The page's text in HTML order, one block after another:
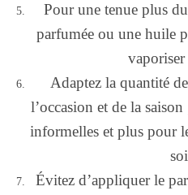
Pour une tenue plus
parfumée ou une huile
Adaptez la quantité
l’occasion et de la
informelles et plus pour
Évitez d’appliquer le